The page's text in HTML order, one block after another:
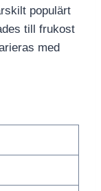
populärt
till frukost
med